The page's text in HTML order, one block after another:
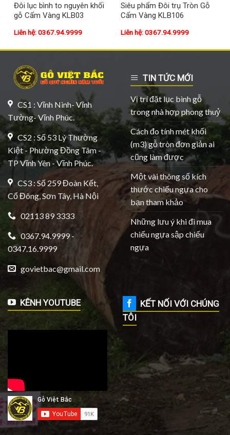
Đôi lục bình to nguyên khối
gỗ Cẩm Vàng KLB03
Liên hệ: 0367.94.9999
Siêu phẩm Đôi trụ Tròn Gỗ
Cẩm Vàng KLB106
Liên hệ: 0367.94.9999
CS1 : Vĩnh Ninh- Vĩnh
Tường- Vĩnh Phúc.
CS2 : Số 53 Lý Thường
Kiệt - Phường Đồng Tâm -
TP Vĩnh Yên - Vĩnh Phúc.
CS3 : Số 259 Đoàn Kết,
Cổ Đông, Sơn Tây, Hà Nội
02113 89 3333
0367.94.9999 -
0347.16.9999
govietbac@gmail.com
TIN TỨC MỚI
Vị trí đặt lục bình gỗ
trong nhà hợp phong thuỷ
Cách đo tính mét khối
(m3) gỗ tròn đơn giản ai
cũng làm được
Một vài thông số kích
thước chiếu ngựa cho
bạn tham khảo
Những lưu ý khi đi mua
chiếu ngựa sập chiếu
ngựa
KÊNH YOUTUBE
KẾT NỐI VỚI CHÚNG
TÔI